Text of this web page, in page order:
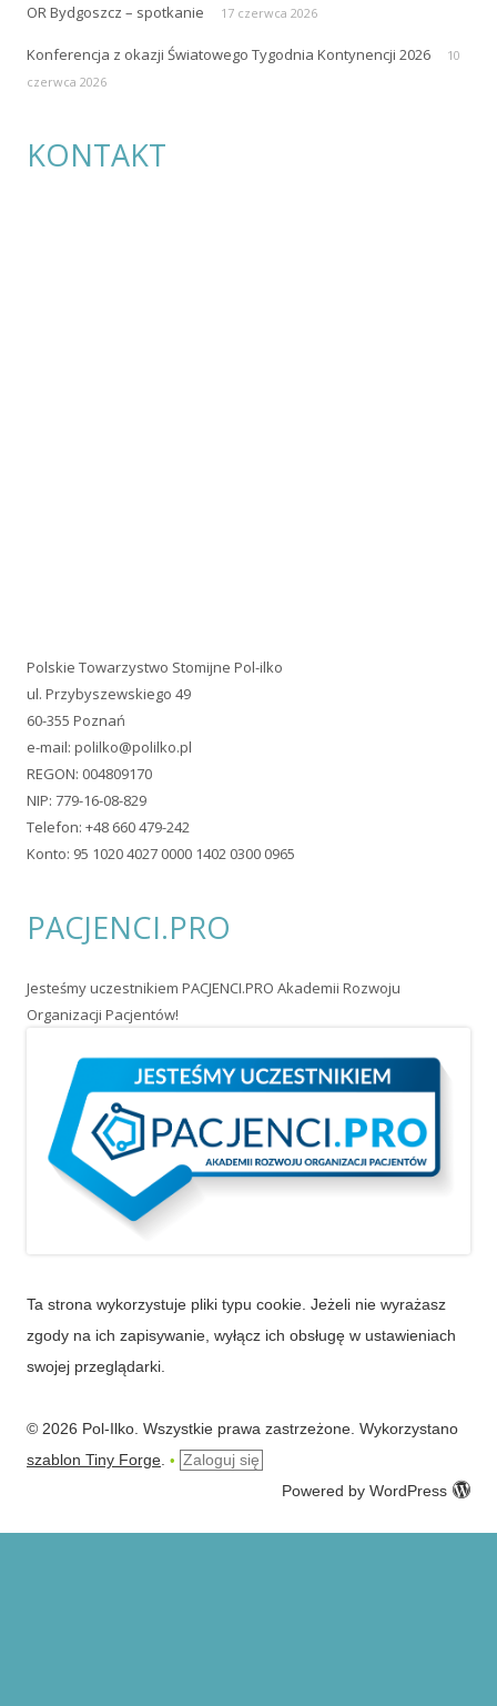
OR Bydgoszcz – spotkanie 17 czerwca 2026
Konferencja z okazji Światowego Tygodnia Kontynencji 2026
10
czerwca 2026
KONTAKT
Polskie Towarzystwo Stomijne Pol-ilko
ul. Przybyszewskiego 49
60-355 Poznań
e-mail: polilko@polilko.pl
REGON: 004809170
NIP: 779-16-08-829
Telefon: +48 660 479-242
Konto: 95 1020 4027 0000 1402 0300 0965
PACJENCI.PRO
Jesteśmy uczestnikiem PACJENCI.PRO Akademii Rozwoju
Organizacji Pacjentów!
Ta strona wykorzystuje pliki typu cookie. Jeżeli nie wyrażasz
zgody na ich zapisywanie, wyłącz ich obsługę w ustawieniach
swojej przeglądarki.
© 2026 Pol-Ilko. Wszystkie prawa zastrzeżone. Wykorzystano
szablon Tiny Forge • Zaloguj się
Powered by WordPress